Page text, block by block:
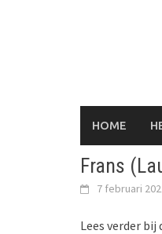
HOME
Frans
7 februari
Lees verder bij